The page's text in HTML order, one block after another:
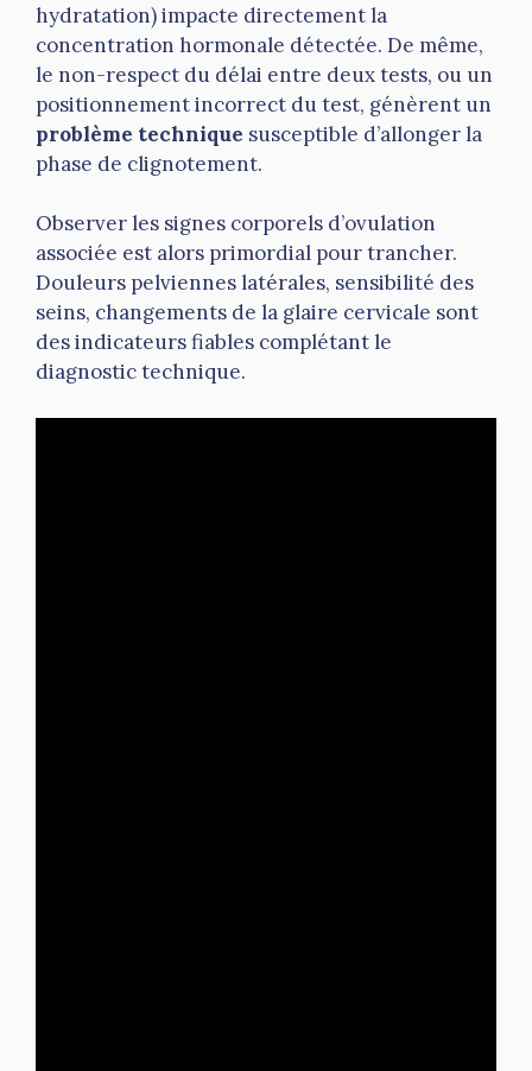
hydratation) impacte directement la
concentration hormonale détectée. De même,
le non-respect du délai entre deux tests, ou un
positionnement incorrect du test, génèrent un
problème technique susceptible d’allonger la
phase de clignotement.
Observer les signes corporels d’ovulation
associée est alors primordial pour trancher.
Douleurs pelviennes latérales, sensibilité des
seins, changements de la glaire cervicale sont
des indicateurs fiables complétant le
diagnostic technique.